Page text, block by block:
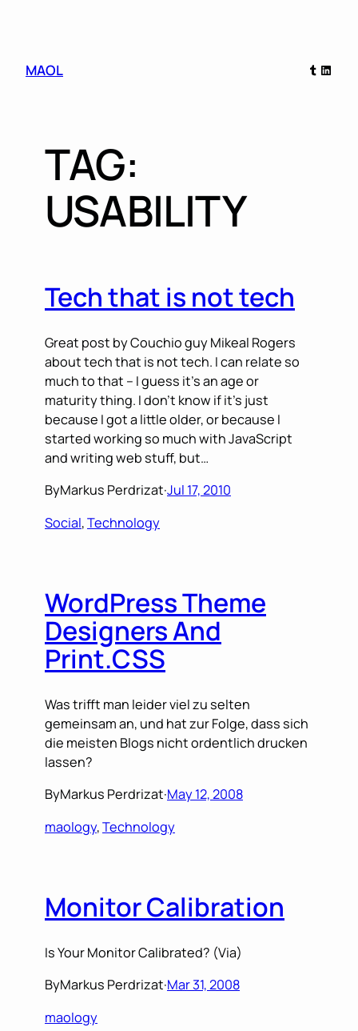
MAOL Tumblr
TAG:
USABILITY
Tech that is not tech
Great post by Couchio guy Mikeal Rogers
about tech that is not tech. I can relate so
much to that – I guess it’s an age or
maturity thing. I don’t know if it’s just
because I got a little older, or because I
started working so much with JavaScript
and writing web stuff, but…
ByMarkus Perdrizat·Jul 17, 2010
Social, Technology
WordPress Theme
Designers And
Print.CSS
Was trifft man leider viel zu selten
gemeinsam an, und hat zur Folge, dass sich
die meisten Blogs nicht ordentlich drucken
lassen?
ByMarkus Perdrizat·May 12, 2008
maology, Technology
Monitor Calibration
Is Your Monitor Calibrated? (Via)
ByMarkus Perdrizat·Mar 31, 2008
maology